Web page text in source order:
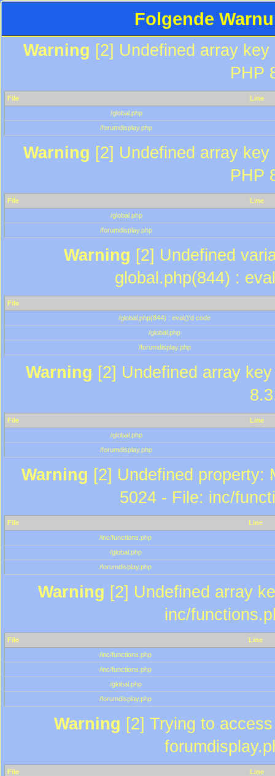
Folgende
Warning [2] Undefined array
PHP
File
Line
/global.php
/forumdisplay.php
Warning [2] Undefined array
PHP
File
Line
/global.php
/forumdisplay.php
Warning [2] Undefined
global.php(844) :
File
/global.php(844) : eval()'d code
/global.php
/forumdisplay.php
Warning [2] Undefined array
File
Line
/global.php
/forumdisplay.php
Warning [2] Undefined property:
5024 - File: inc/
File
Line
/inc/functions.php
/global.php
/forumdisplay.php
Warning [2] Undefined array
inc/
File
Line
/inc/functions.php
/inc/functions.php
/global.php
/forumdisplay.php
Warning [2] Trying to
File
Line